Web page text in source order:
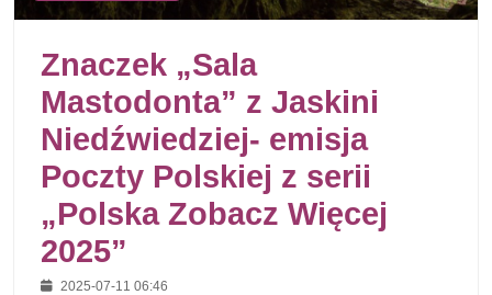
Znaczek „Sala
Mastodonta” z Jaskini
Niedźwiedziej- emisja
Poczty Polskiej z serii
„Polska Zobacz Więcej
2025”
2025-07-11 06:46